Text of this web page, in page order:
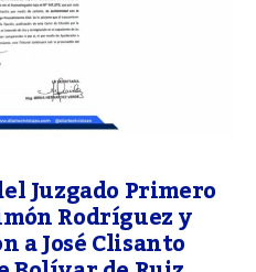
Juzgado Primero
Rodríguez y
a José Clisanto